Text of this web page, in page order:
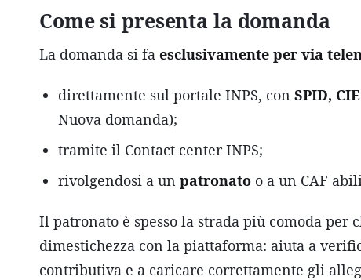
Come si presenta la domanda
La domanda si fa esclusivamente per via
direttamente sul portale INPS, con SPID,
Nuova domanda);
tramite il Contact center INPS;
rivolgendosi a un patronato o a un CAF
Il patronato è spesso la strada più comoda
dimestichezza con la piattaforma: aiuta a
contributiva e a caricare correttamente gli